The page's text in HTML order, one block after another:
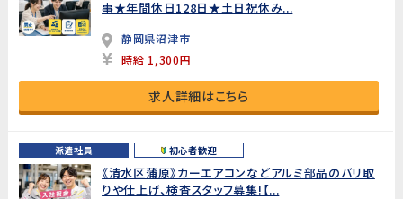
事★年間休日128日★土日祝休み...
静岡県沼津市
時給 1,300円
求人詳細はこちら
派遣社員 初心者歓迎
《清水区蒲原》カーエアコンなどアルミ部品のバリ取
りや仕上げ、検査スタッフ募集!【...